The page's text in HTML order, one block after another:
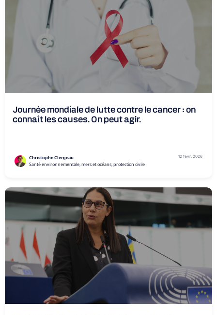
Journée mondiale de lutte contre le cancer : on
connaît les causes. On peut agir.
Christophe Clergeau
Santé environnementale, mers et océans, protection civile
12 févr. 2026